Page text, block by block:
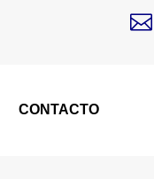

CONTACTO